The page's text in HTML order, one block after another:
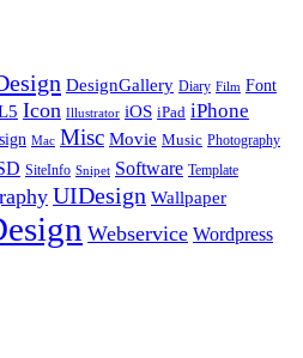
DesignGallery Diary Film Font
Icon Illustrator iOS iPad iPhone
Mac Misc Movie Music Photography
SiteInfo Snipet Software Template
UIDesign Wallpaper
Webservice Wordpress